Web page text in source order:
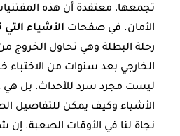
تجمعها، معتقدة أن هذه
الأمان. في صفحات الأشياء
رحلة البطلة وهي تحاول الخروج
الخارجي بعد سنوات من الاختباء
ليست مجرد سرد للأحداث، بل
الأشياء وكيف يمكن للتفاصيل
نجاة لنا في الأوقات الصعبة. إن